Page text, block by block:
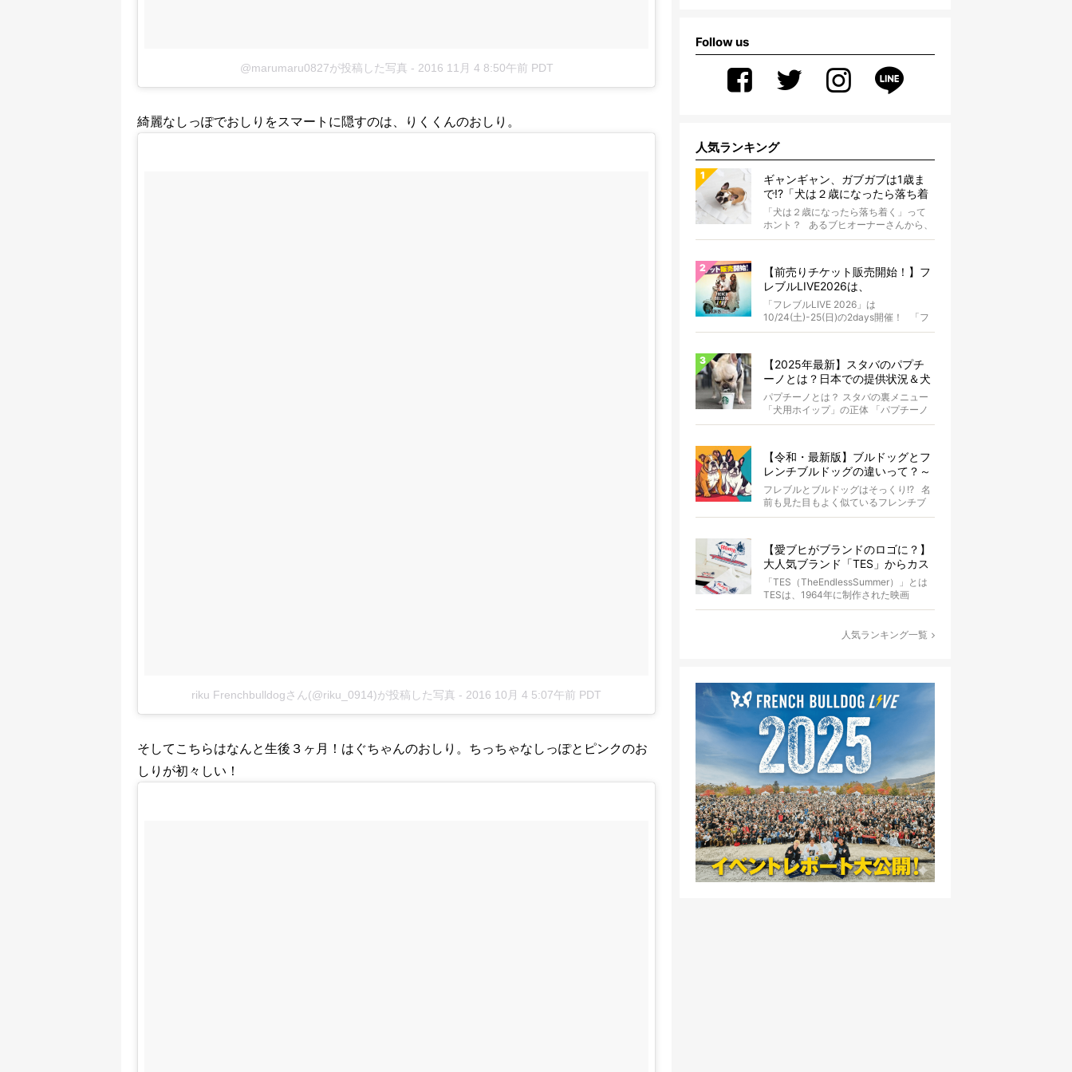
@marumaru0827が投稿した写真 - 2016 11月 4 8:50午前 PDT
綺麗なしっぽでおしりをスマートに隠すのは、りくくんのおしり。
riku Frenchbulldogさん(@riku_0914)が投稿した写真 - 2016 10月 4 5:07午前 PDT
そしてこちらはなんと生後３ヶ月！はぐちゃんのおしり。ちっちゃなしっぽとピンクのお
しりが初々しい！
Follow us
人気ランキング
ギャンギャン、ガブガブは1歳ま
で!?「犬は２歳になったら落ち着
く」という都市伝説は本当？
「犬は２歳になったら落ち着く」って
ホント？ あるブヒオーナーさんから、
こんな質問がありました。...
【前売りチケット販売開始！】フ
レブルLIVE2026は、
10/24(土)-25(日)開催！フレブル
だらけのキャンプ・前夜祭・バス
プランも新登場!?
「フレブルLIVE 2026」は
10/24(土)-25(日)の2days開催！ 「フ
レブルLIV...
【2025年最新】スタバのパプチ
ーノとは？日本での提供状況＆犬
同伴OK店舗一覧も紹介！
パプチーノとは？ スタバの裏メニュー
「犬用ホイップ」の正体 「パプチーノ
（Puppuccino）」とは、紙コッ...
【令和・最新版】ブルドッグとフ
レンチブルドッグの違いって？～
徹底解説～
フレブルとブルドッグはそっくり!? 名
前も見た目もよく似ているフレンチブ
ルドッグとブルドッグ。...
【愛ブヒがブランドのロゴに？】
大人気ブランド「TES」からカス
タムオーダーが誕生！
「TES（TheEndlessSummer）」とは
TESは、1964年に制作された映画
『The...
人気ランキング一覧